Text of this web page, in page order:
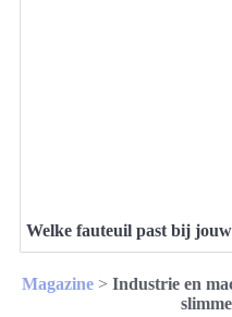
Welke fauteuil past bij
Magazine > Industrie en